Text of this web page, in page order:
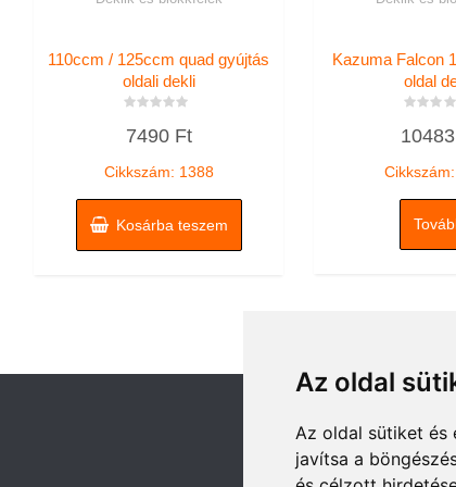
Az oldal
Az oldal sütiket és
javítsa a
110ccm / 125ccm quad gyújtás
oldali dekli
07490 Ft
Cikkszám: 1388
Kosárba teszem
Kazuma Falcon
oldal
0
10483